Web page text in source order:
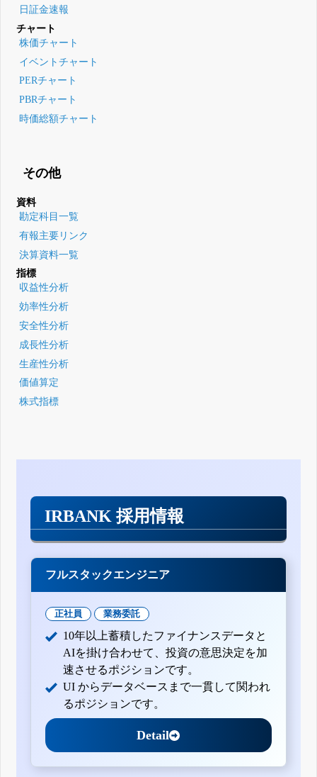
日証金速報
チャート
株価チャート
イベントチャート
PERチャート
PBRチャート
時価総額チャート
その他
資料
勘定科目一覧
有報主要リンク
決算資料一覧
指標
収益性分析
効率性分析
安全性分析
成長性分析
生産性分析
価値算定
株式指標
IRBANK 採用情報
フルスタックエンジニア
正社員 業務委託
10年以上蓄積したファイナンスデータと
AIを掛け合わせて、投資の意思決定を加
速させるポジションです。
UI からデータベースまで一貫して関われ
るポジションです。
Detail